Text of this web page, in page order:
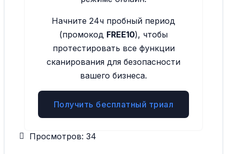
Начните 24ч пробный период
(промокод FREE10), чтобы
протестировать все функции
сканирования для безопасности
вашего бизнеса.
Получить бесплатный триал
Просмотров: 34